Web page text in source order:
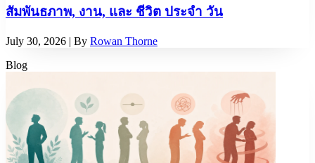
สัมพันธภาพ, งาน, และ ชีวิต ประจํา วัน
July 30, 2026 | By Rowan Thorne
Blog